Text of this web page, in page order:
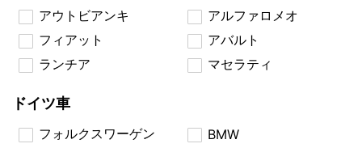
アウトビアンキ
アルファロメオ
フィアット
アバルト
ランチア
マセラティ
ドイツ車
フォルクスワーゲン
BMW